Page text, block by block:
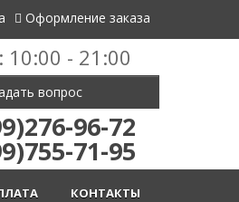
Оформление заказа
10:00 - 21:00
вопрос
96-72
71-95
КОНТАКТЫ